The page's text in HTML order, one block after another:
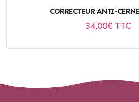
CORRECTEUR ANTI-
34,00€ TTC